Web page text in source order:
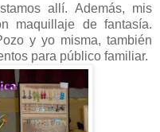
allí. Además, mis
maquillaje de fantasía.
y yo misma, también
para público familiar.